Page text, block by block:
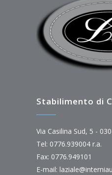
Stabilimento di
Via Casilina Sud, 5 -
Tel: 0776.939004 r.a.
Fax: 0776.949101
E-mail: